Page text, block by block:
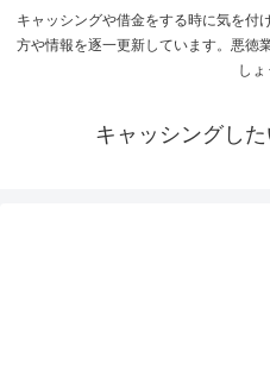
キャッシングや借金をする時に気を付
方や情報を逐一更新しています。悪徳
しょ
キャッシングし